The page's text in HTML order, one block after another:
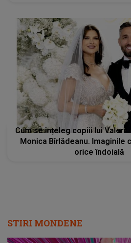
Cum se înțeleg copiii lui
Monica Bîrlădeanu. Imaginile
orice îndoială
STIRI MONDENE